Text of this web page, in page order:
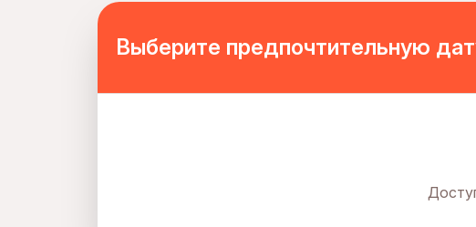
Выберите предпочтительную